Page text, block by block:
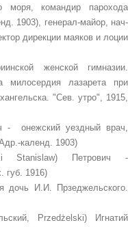
моря, командир парохода
1903), генерал-майор, нач-
дирекции маяков и лоции
женской гимназии.
лазарета при
"Сев. утро", 1915,
- онежский уездный врач,
календ. 1903)
Stanislaw) Петрович -
губ. 1916)
И.И. Прзеджельского.
Przedżelski) Игнатий